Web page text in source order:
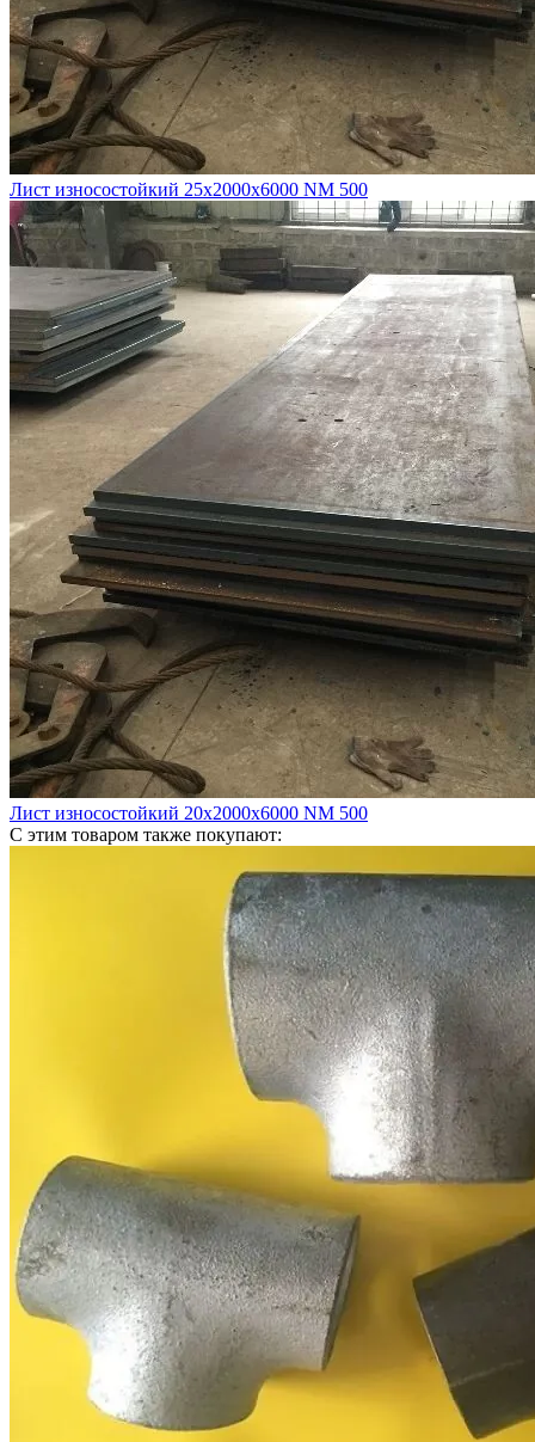
Лист износостойкий 25х2000х6000 NM 500
Лист износостойкий 20х2000х6000 NM 500
С этим товаром также покупают: